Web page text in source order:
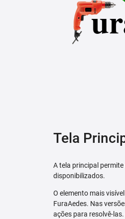
Tela
A tela principal
disponibilizados.
O elemento mais
FuraAedes. Nas
ações para resolvê-